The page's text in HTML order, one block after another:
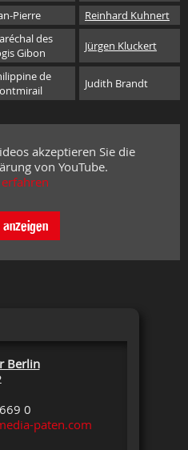
Pierre Reinhard Kuhnert
des
Gibon
Jürgen Kluckert
de
Judith Brandt
akzeptieren Sie die
von YouTube.
Berlin
0
paten.com